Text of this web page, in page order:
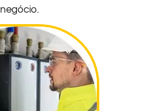
negócio.